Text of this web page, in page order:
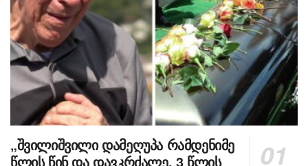
„შვილიშვილი დამეღუპა რამდენიმე
წლის წინ და დავკრძალე, 3 წლის